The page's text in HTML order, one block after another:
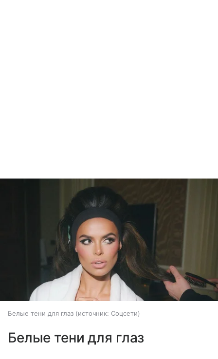
Белые тени для глаз источник: Соцсети
Белые тени для глаз